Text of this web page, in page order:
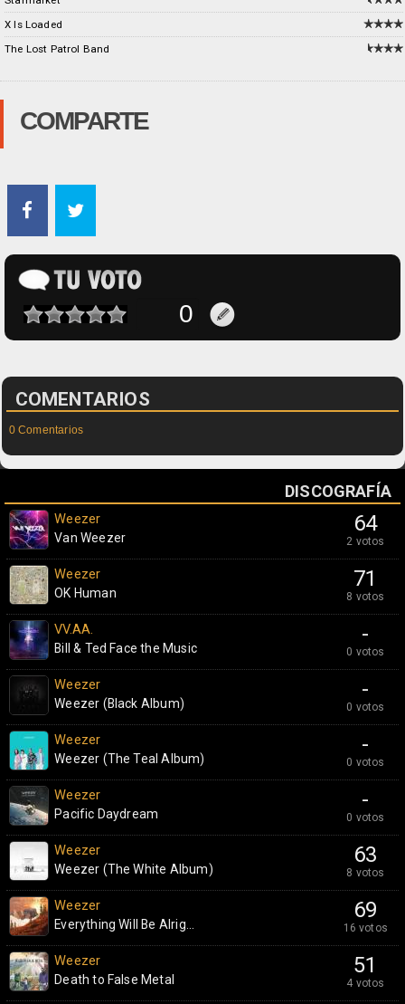
X Is Loaded
The Lost Patrol Band
COMPARTE
COMENTARIOS
0 Comentarios
DISCOGRAFÍA
64
2 votos
Weezer
Van Weezer
71
8 votos
Weezer
OK Human
-
0 votos
VV.AA.
Bill & Ted Face the Music
-
0 votos
Weezer
Weezer (Black Album)
-
0 votos
Weezer
Weezer (The Teal Album)
-
0 votos
Weezer
Pacific Daydream
63
8 votos
Weezer
Weezer (The White Album)
69
16 votos
Weezer
Everything Will Be Alrig...
51
4 votos
Weezer
Death to False Metal